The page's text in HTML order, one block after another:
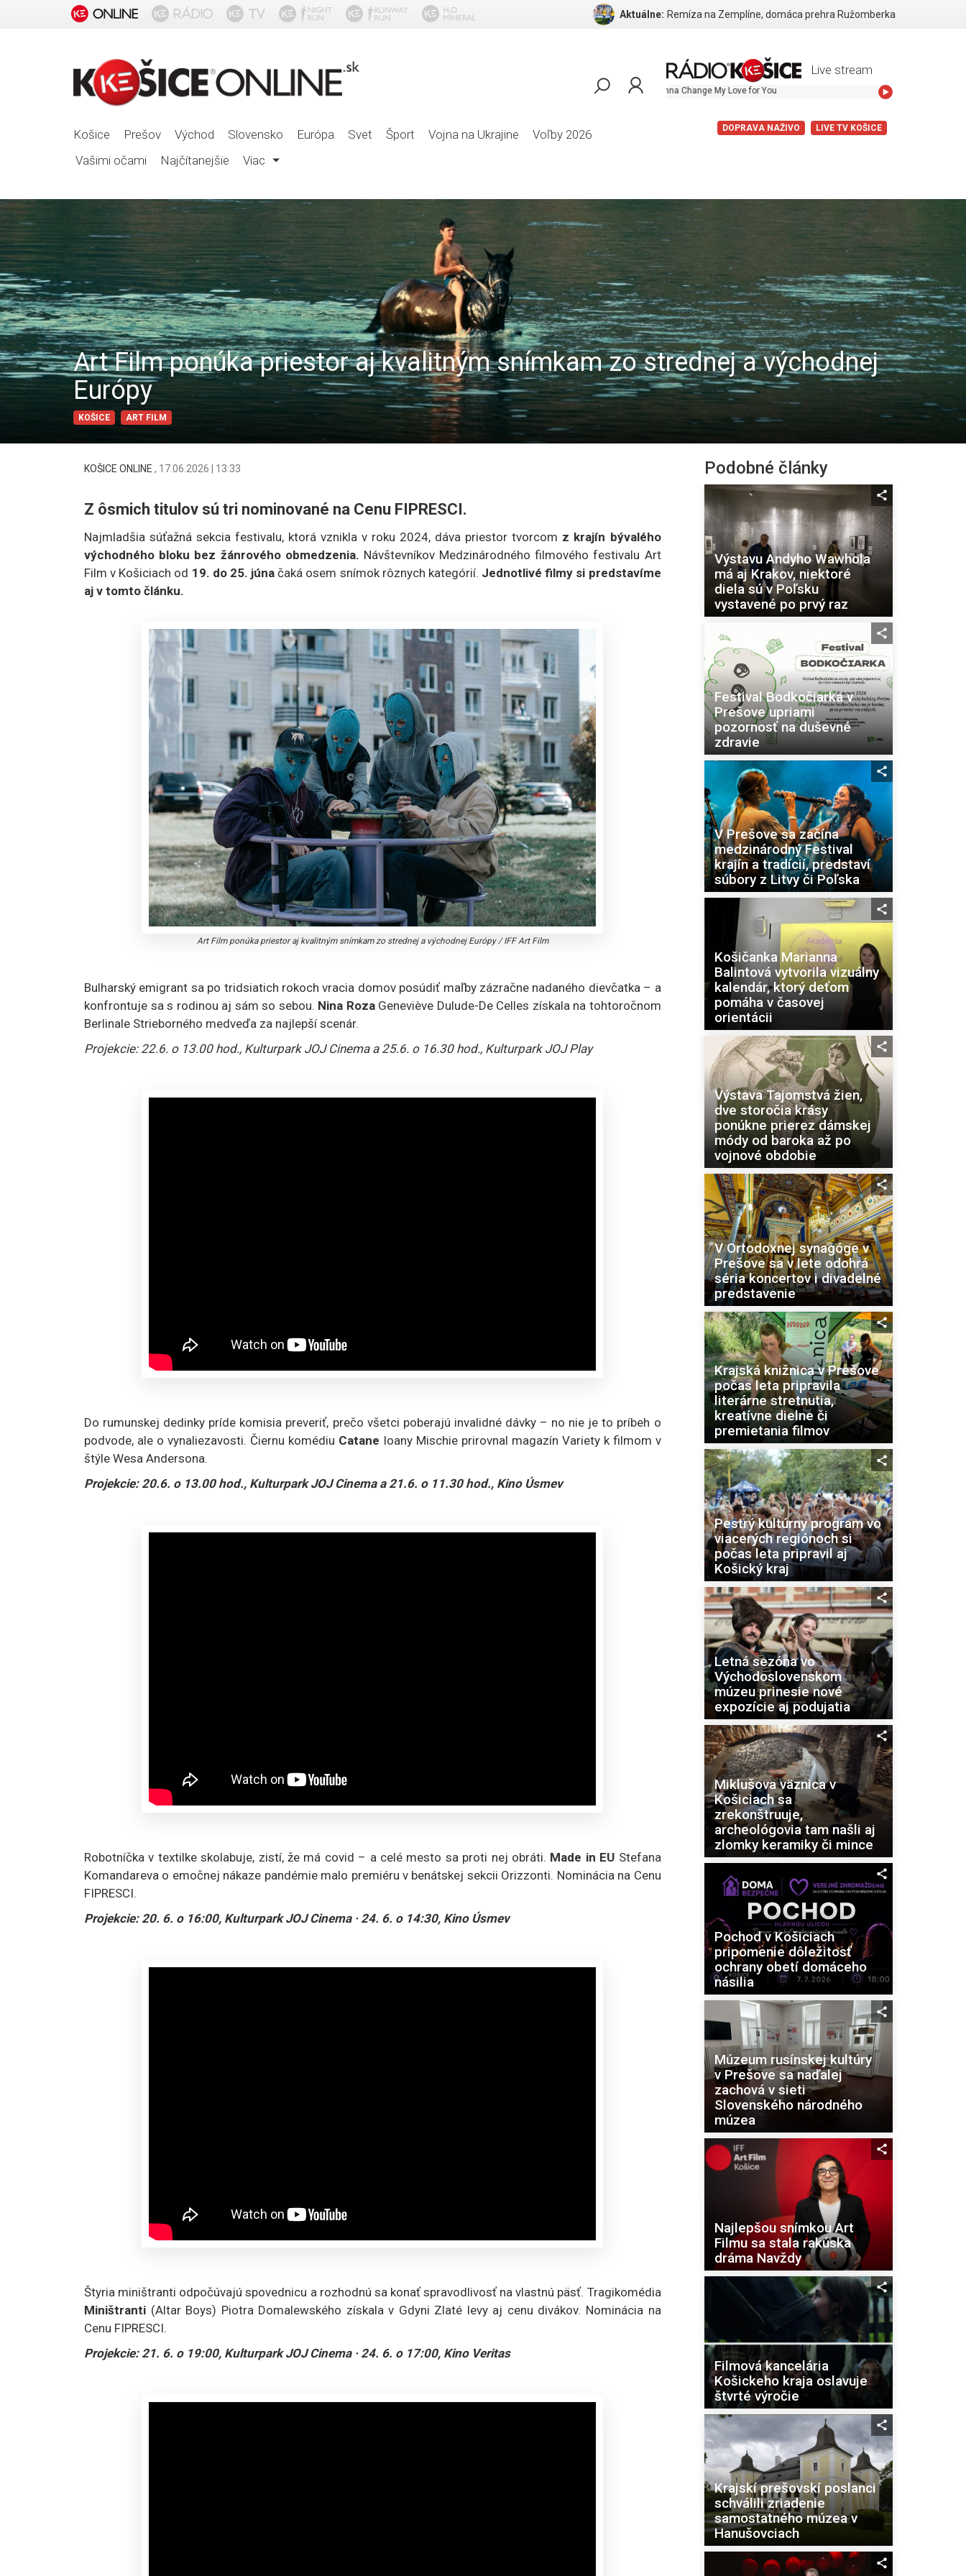
Aktuálne: Remíza na Zemplíne, domáca prehra Ružomberka
Košice Prešov Východ Slovensko Európa Svet Šport Vojna na Ukrajine
Voľby 2026
Vašimi očami
Najčítanejšie Viac
Live stream
Glenn Medeiros - Nothing's Gonna Change My Love for You
DOPRAVA NAŽIVO LIVE TV KOŠICE
Art Film ponúka priestor aj kvalitným snímkam zo strednej a východnej
Európy
KOŠICE ART FILM
KOŠICE ONLINE , 17.06.2026 | 13:33
Z ôsmich titulov sú tri nominované na Cenu FIPRESCI.
Najmladšia súťažná sekcia festivalu, ktorá vznikla v roku 2024, dáva priestor tvorcom z krajín bývalého
východného bloku bez žánrového obmedzenia. Návštevníkov Medzinárodného filmového festivalu Art
Film v Košiciach od 19. do 25. júnačaká osem snímok rôznych kategórií. Jednotlivé filmy si predstavíme
aj v tomto článku.
Art Film ponúka priestor aj kvalitným snímkam zo strednej a východnej Európy/IFF Art Film
Bulharský emigrant sa po tridsiatich rokoch vracia domov posúdiť maľby zázračne nadaného dievčatka – a
konfrontuje sa s rodinou aj sám so sebou. Nina RozaGeneviève Dulude-De Celles získala na tohtoročnom
Berlinale Strieborného medveďa za najlepší scenár.
Projekcie: 22.6. o 13.00 hod., Kulturpark JOJ Cinema a 25.6. o 16.30 hod., Kulturpark JOJ Play
Do rumunskej dedinky príde komisia preveriť, prečo všetci poberajú invalidné dávky – no nie je to príbeh o
podvode, ale o vynaliezavosti. Čiernu komédiu Catane Ioany Mischie prirovnal magazín Variety k filmom v
štýle Wesa Andersona.
Projekcie: 20.6. o 13.00 hod., Kulturpark JOJ Cinema a 21.6. o 11.30 hod., Kino Úsmev
Robotníčka v textilke skolabuje, zistí, že má covid – a celé mesto sa proti nej obráti. Made in EU Stefana
Komandareva o emočnej nákaze pandémie malo premiéru v benátskej sekcii Orizzonti. Nominácia na Cenu
FIPRESCI.
Projekcie: 20. 6. o 16:00, Kulturpark JOJ Cinema · 24. 6. o 14:30, Kino Úsmev
Štyria miništranti odpočúvajú spovednicu a rozhodnú sa konať spravodlivosť na vlastnú päsť. Tragikomédia
Miništranti (Altar Boys) Piotra Domalewského získala v Gdyni Zlaté levy aj cenu divákov. Nominácia na
Cenu FIPRESCI.
Projekcie: 21. 6. o 19:00, Kulturpark JOJ Cinema · 24. 6. o 17:00, Kino Veritas
Podobné články
Výstavu Andyho Wawhola
má aj Krakov, niektoré
diela sú v Poľsku
vystavené po prvý raz
Festival Bodkočiarka v
Prešove upriami
pozornosť na duševné
zdravie
V Prešove sa začína
medzinárodný Festival
krajín a tradícií, predstaví
súbory z Litvy či Poľska
Košičanka Marianna
Balintová vytvorila vizuálny
kalendár, ktorý deťom
pomáha v časovej
orientácii
Výstava Tajomstvá žien,
dve storočia krásy
ponúkne prierez dámskej
módy od baroka až po
vojnové obdobie
V Ortodoxnej synagóge v
Prešove sa v lete odohrá
séria koncertov i divadelné
predstavenie
Krajská knižnica v Prešove
počas leta pripravila
literárne stretnutia,
kreatívne dielne či
premietania filmov
Pestrý kultúrny program vo
viacerých regiónoch si
počas leta pripravil aj
Košický kraj
Letná sezóna vo
Východoslovenskom
múzeu prinesie nové
expozície aj podujatia
Miklušova väznica v
Košiciach sa
zrekonštruuje,
archeológovia tam našli aj
zlomky keramiky či mince
Pochod v Košiciach
pripomenie dôležitosť
ochrany obetí domáceho
násilia
Múzeum rusínskej kultúry
v Prešove sa naďalej
zachová v sieti
Slovenského národného
múzea
Najlepšou snímkou Art
Filmu sa stala rakúska
dráma Navždy
Filmová kancelária
Košickeho kraja oslavuje
štvrté výročie
Krajskí prešovskí poslanci
schválili zriadenie
samostatného múzea v
Hanušovciach